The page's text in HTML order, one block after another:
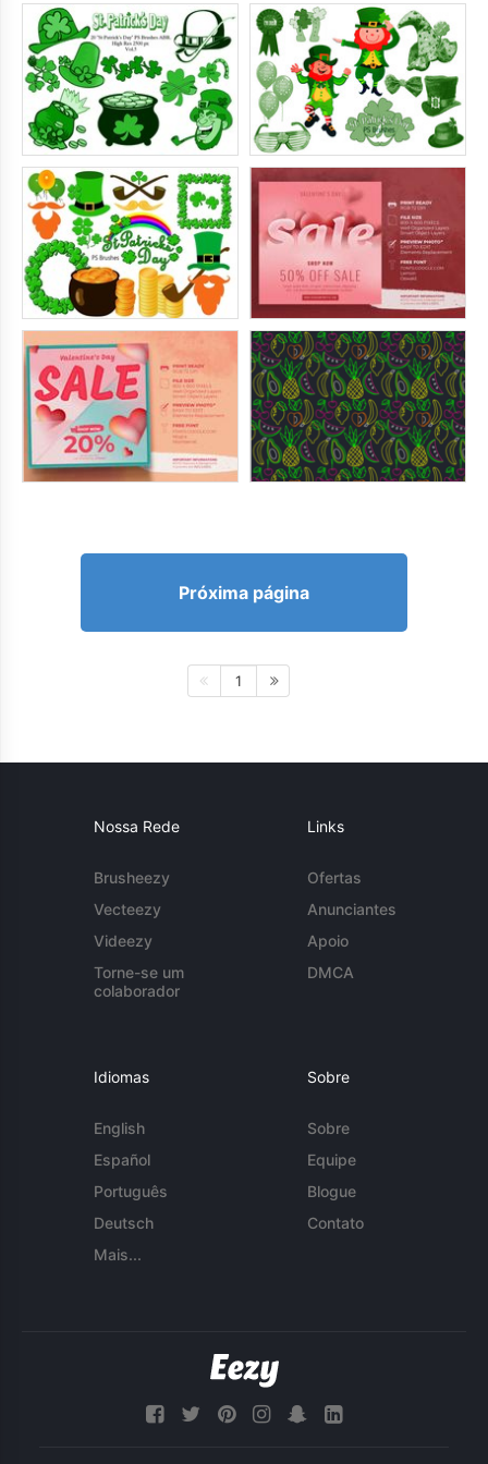
Próxima página
1
Nossa Rede
Brusheezy
Vecteezy
Videezy
Torne-se um
colaborador
Links
Ofertas
Anunciantes
Apoio
DMCA
Idiomas
English
Español
Português
Deutsch
Mais...
Sobre
Sobre
Equipe
Blogue
Contato